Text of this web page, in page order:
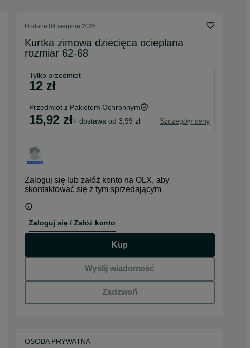
Dodane 04 sierpnia 2026
Kurtka zimowa dziecięca ocieplana
rozmiar 62-68
Tylko przedmiot
12 zł
Przedmiot z Pakietem Ochronnym
15,92 zł+ dostawa od 3,99 zł Szczegóły ceny
Zaloguj się lub załóż konto na OLX, aby
skontaktować się z tym sprzedającym
Zaloguj się / Załóż konto
Kup
Wyślij wiadomość
Zadzwoń
OSOBA PRYWATNA